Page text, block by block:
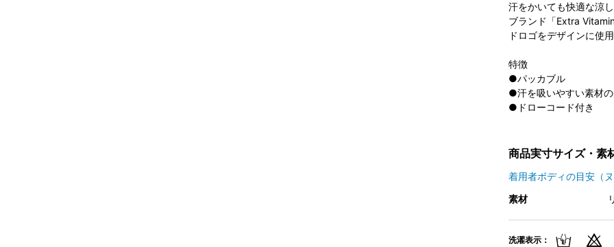
汗をかいても快適な涼
ブランド「Extra
ドロゴをデザインに使用
特徴
●パッカブル
●汗を吸いやすい素材
●ドローコード付き
商品実寸サイズ・素
着用者ボディの目安（
素材
洗濯表示：